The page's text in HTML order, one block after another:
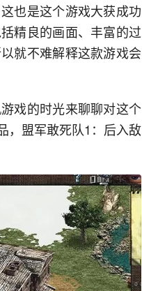
也是这个游戏大获成功
精良的画面、丰富的过
就不难解释这款游戏会
戏的时光来聊聊对这个
，盟军敢死队1：后入敌